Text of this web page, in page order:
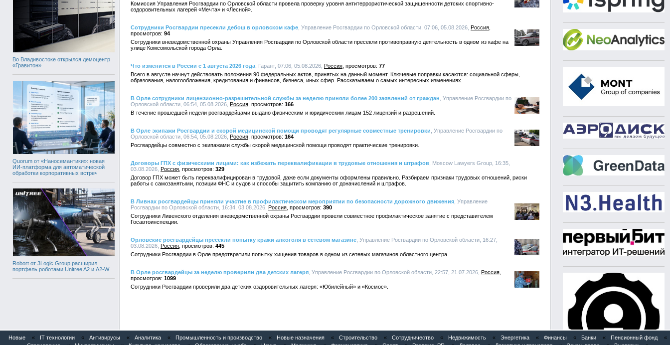
Во Владивостоке открылся демоцентр
«Гравитон»
Quorum от «Наносемантики»: новая
ИИ-платформа для автоматической
обработки корпоративных встреч
Robort от 3Logic Group расширил
портфель роботами Unitree A2 и A2-W
Комиссия Управления Росгвардии по Орловской области провела проверку уровня антитеррористической защищенности детских спортивно-
оздоровительных лагерей «Мечта» и «Лесной».
Сотрудники Росгвардии пресекли дебош в орловском кафе , Управление Росгвардии по Орловской области, 07:06, 05.08.2026, Россия
94
Сотрудники вневедомственной охраны Управления Росгвардии по Орловской области пресекли противоправную деятельность в одном из кафе на
улице Комсомольской города Орла.
Что изменится в России с 1 августа 2026 года , Гарант, 07:06, 05.08.2026, Россия
77
Всего в августе начнут действовать положения 90 федеральных актов, принятых на данный момент. Ключевые поправки касаются: социальной сферы,
образования, налогообложения, кредитования и финансов, бизнеса, иных сфер. Рассказываем о самых интересных изменениях.
В Орле сотрудники лицензионно-разрешительной службы за неделю приняли более 200 заявлений от граждан , Управление Росгвардии по
Орловской области, 06:54, 05.08.2026, Россия
166
В течение прошедшей недели росгвардейцами выдано физическим и юридическим лицам 152 лицензий и разрешений.
В Орле экипажи Росгвардии и скорой медицинской помощи проводят регулярные совместные тренировки , Управление Росгвардии по
Орловской области, 06:54, 05.08.2026, Россия
164
Росгвардейцы совместно с экипажами службы скорой медицинской помощи проводят практические тренировки.
Договоры ГПХ с физическими лицами: как избежать переквалификации в трудовые отношения и штрафов , Moscow Lawyers Group, 16:35,
03.08.2026, Россия
329
Договор ГПХ может быть переквалифицирован в трудовой, даже если документы оформлены правильно. Разбираем признаки трудовых отношений, риски
работы с самозанятыми, позиции ФНС и судов и способы защитить компанию от доначислений и штрафов.
В Ливнах росгвардейцы приняли участие в профилактическом мероприятии по безопасности дорожного движения , Управление
Росгвардии по Орловской области, 16:34, 03.08.2026, Россия
390
Сотрудники Ливенского отделения вневедомственной охраны Росгвардии провели совместное профилактическое занятие с представителем
Госавтоинспекции.
Орловские росгвардейцы пресекли попытку кражи алкоголя в сетевом магазине , Управление Росгвардии по Орловской области, 16:27,
03.08.2026, Россия
445
Сотрудники Росгвардии в Орле предотвратили попытку хищения товаров в одном из сетевых магазинов областного центра.
В Орле росгвардейцы за неделю проверили два детских лагеря , Управление Росгвардии по Орловской области, 22:57, 21.07.2026, Россия
1099
Сотрудники Росгвардии проверили два детских оздоровительных лагеря: «Юбилейный» и «Космос».
Новые « IT технологии « Антивирусы « Аналитика « Промышленность и производство « Новые назначения « Строительство « Сотрудничество « Недвижимость « Энергетика « Финансы « Банки « Пенсионный фонд
«